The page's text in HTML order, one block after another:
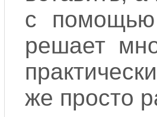
с помощью
решает
же просто